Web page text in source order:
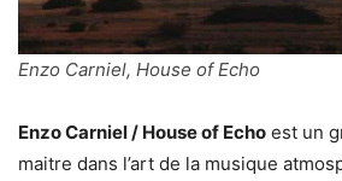
Enzo Carniel, House of Echo
Enzo Carniel / House of Echo est un
maitre dans l’art de la musique